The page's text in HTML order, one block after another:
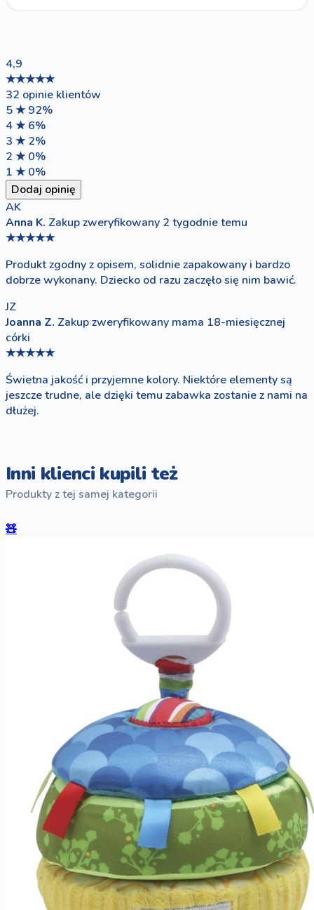
4,9
★★★★★
32 opinie klientów
5 ★ 92%
4 ★ 6%
3 ★ 2%
2 ★ 0%
1 ★ 0%
Dodaj opinię
AK
Anna K. Zakup zweryfikowany 2 tygodnie temu
★★★★★
Produkt zgodny z opisem, solidnie zapakowany i bardzo
dobrze wykonany. Dziecko od razu zaczęło się nim bawić.
JZ
Joanna Z. Zakup zweryfikowany mama 18-miesięcznej
córki
★★★★★
Świetna jakość i przyjemne kolory. Niektóre elementy są
jeszcze trudne, ale dzięki temu zabawka zostanie z nami na
dłużej.
Inni klienci kupili też
Produkty z tej samej kategorii
🧸